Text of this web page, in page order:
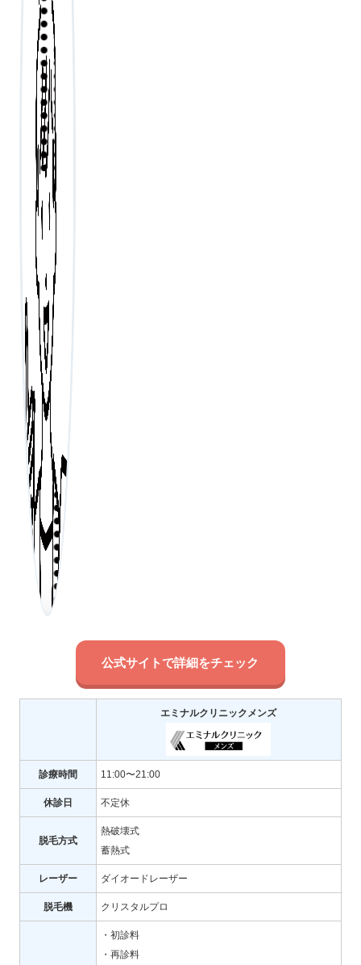
公式サイトで詳細をチェック
エミナルクリニックメンズ
診療時間 11:00〜21:00
休診日 不定休
脱毛方式
熱破壊式
蓄熱式
レーザー ダイオードレーザー
脱毛機 クリスタルプロ
・初診料
・再診料